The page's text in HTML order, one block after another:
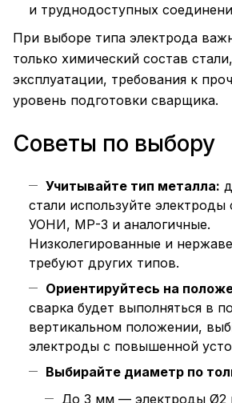
и труднодоступных
При выборе типа электрода
только химический состав
эксплуатации, требования к
уровень подготовки сварщика.
Советы по выбору
Учитывайте тип металла:
стали используйте
УОНИ, МР-3 и аналогичные.
Низколегированные и
требуют других типов.
Ориентируйтесь на
сварка будет выполняться в
вертикальном положении,
электроды с повышенной
Выбирайте диаметр по
До 3 мм — электроды Ø2